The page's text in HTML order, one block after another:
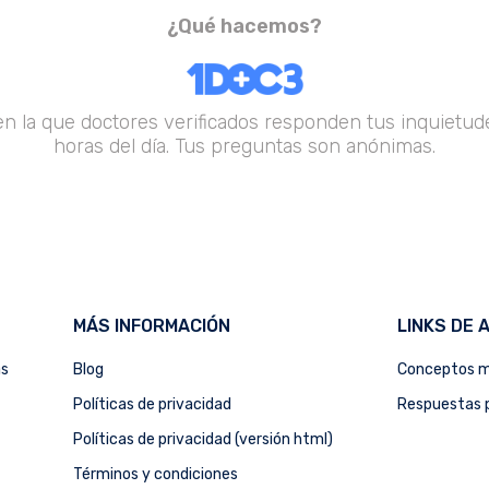
¿Qué hacemos?
la que doctores verificados responden tus
horas del día. Tus preguntas son anónimas.
MÁS INFORMACIÓN
Blog
Políticas de privacidad
Políticas de privacidad (versión html)
Términos y condiciones
LINKS DE
Conceptos
Respuestas